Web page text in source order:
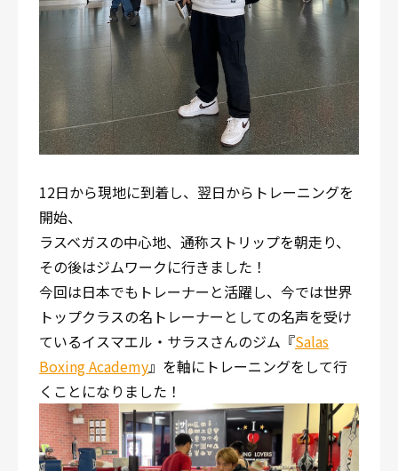
12日から現地に到着し、翌日からトレーニングを
開始、
ラスベガスの中心地、通称ストリップを朝走り、
その後はジムワークに行きました！
今回は日本でもトレーナーと活躍し、今では世界
トップクラスの名トレーナーとしての名声を受け
ているイスマエル・サラスさんのジム『Salas
Boxing Academy』を軸にトレーニングをして行
くことになりました！